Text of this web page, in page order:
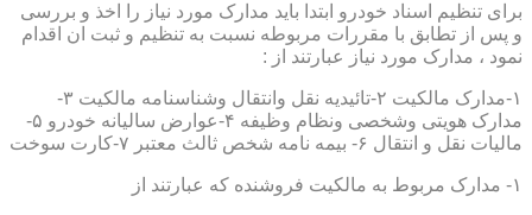
برای تنظیم اسناد خودرو ابتدا باید مدارک مورد نیاز را اخذ و بررسی
و پس از تطابق با مقررات مربوطه نسبت به تنظیم و ثبت ان اقدام
نمود ، مدارک مورد نیاز عبارتند از :
۱-مدارک مالکیت ۲-تائیدیه نقل وانتقال وشناسنامه مالکیت ۳-
مدارک هویتی وشخصی ونظام وظیفه ۴-عوارض سالیانه خودرو ۵-
مالیات نقل و انتقال ۶- بیمه نامه شخص ثالث معتبر ۷-کارت سوخت
۱- مدارک مربوط به مالکیت فروشنده که عبارتند از